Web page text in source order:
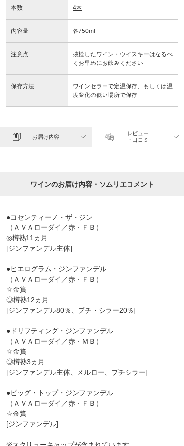
本数 4本
内容量 各750ml
注意点
抜栓したワイン・ウイスキーはなるべ
くお早めにお飲みください
保存方法
ワインセラーで定温保存、もしくは温
度変化の低い場所で保存
お届け内容
レビュー
・口コミ
ワインのお届け内容・ソムリエコメント
●コセンティーノ・ザ・ジン
（ＡＶＡローダイ／赤・ＦＢ）
◎樽熟11ヵ月
[ジンファンデル主体]
●ヒエログラム・ジンファンデル
（ＡＶＡローダイ／赤・ＦＢ）
☆金賞
◎樽熟12ヵ月
[ジンファンデル80％、プチ・シラー20％]
●ドリフティング・ジンファンデル
（ＡＶＡローダイ／赤・ＭＢ）
☆金賞
◎樽熟3ヵ月
[ジンファンデル主体、メルロー、プチシラー]
●ビッグ・トップ・ジンファンデル
（ＡＶＡローダイ／赤・ＦＢ）
☆金賞
[ジンファンデル]